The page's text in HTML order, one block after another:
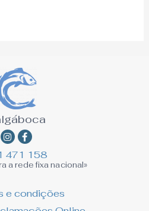
e condições
Instagram
Facebook-
f
471 158
a rede fixa nacional»